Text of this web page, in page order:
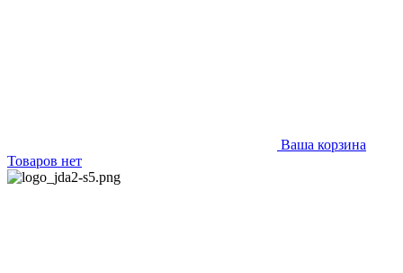
Ваша корзина
Товаров нет